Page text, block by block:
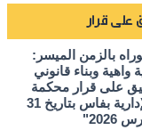
بالزمن الميسر:
واهية وبناء قانوني
على قرار محكمة
الاستئناف الإدارية بفاس بتاريخ 31
2026"